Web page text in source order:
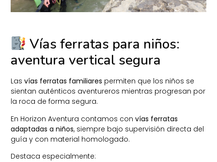
Vías ferratas para niños:
aventura vertical segura
Lasvías ferratas familiares permiten que los niños se
sientan auténticos aventureros mientras progresan por
la roca de forma segura.
En Horizon Aventura contamos convías ferratas
adaptadas a niños, siempre bajo supervisión directa del
guía y con material homologado.
Destaca especialmente: